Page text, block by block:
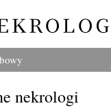
nekrologi